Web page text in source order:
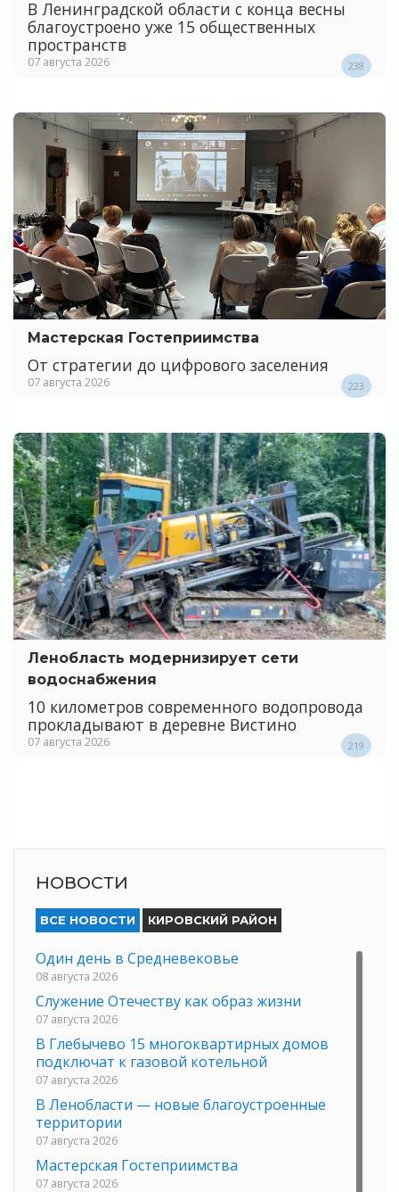
В Ленинградской области с конца весны
благоустроено уже 15 общественных
пространств
07 августа 2026 238
Мастерская Гостеприимства
От стратегии до цифрового заселения
07 августа 2026 223
Ленобласть модернизирует сети
водоснабжения
10 километров современного водопровода
прокладывают в деревне Вистино
07 августа 2026 219
НОВОСТИ
ВСЕ НОВОСТИ КИРОВСКИЙ РАЙОН
Один день в Средневековье
08 августа 2026
Служение Отечеству как образ жизни
07 августа 2026
В Глебычево 15 многоквартирных домов
подключат к газовой котельной
07 августа 2026
В Ленобласти — новые благоустроенные
территории
07 августа 2026
Мастерская Гостеприимства
07 августа 2026